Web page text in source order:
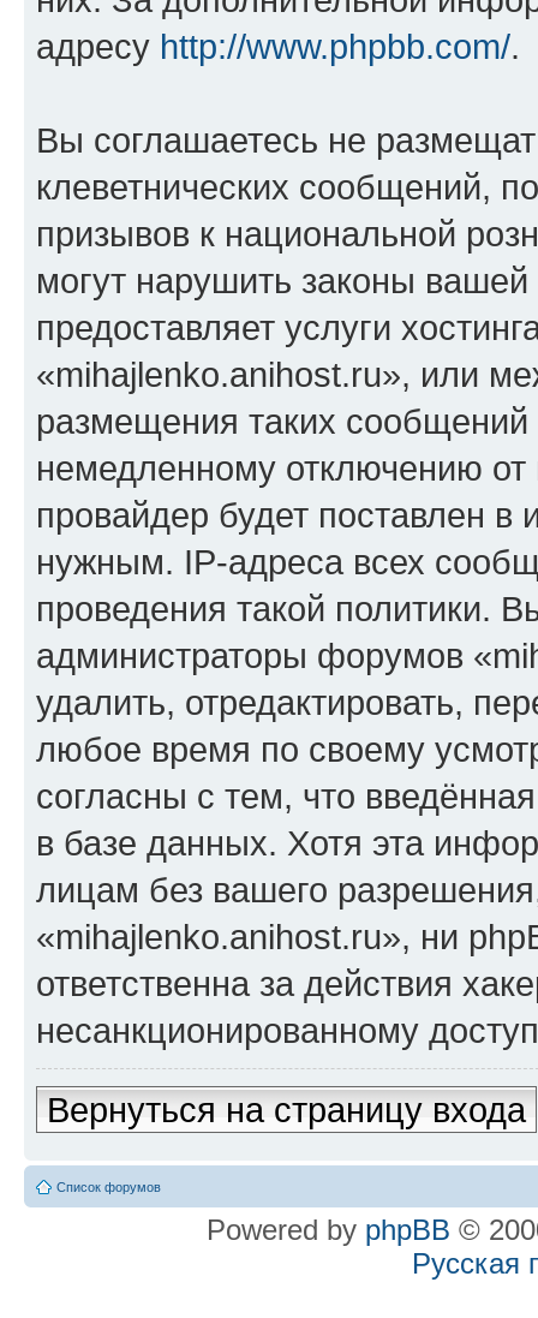
адресу http://www.phpbb.com/.
Вы соглашаетесь не
клеветнических сообщений,
призывов к национальной
могут нарушить законы
предоставляет услуги
«mihajlenko.anihost.ru», или
размещения таких
немедленному отключению
провайдер будет поставлен в
нужным. IP-адреса всех
проведения такой политики.
администраторы форумов
удалить, отредактировать,
любое время по своему
согласны с тем, что
в базе данных. Хотя эта
лицам без вашего
«mihajlenko.anihost.ru», ни
ответственна за действия
несанкционированному
Вернуться на страницу входа
Список форумов
Powered by phpBB ©
Русская